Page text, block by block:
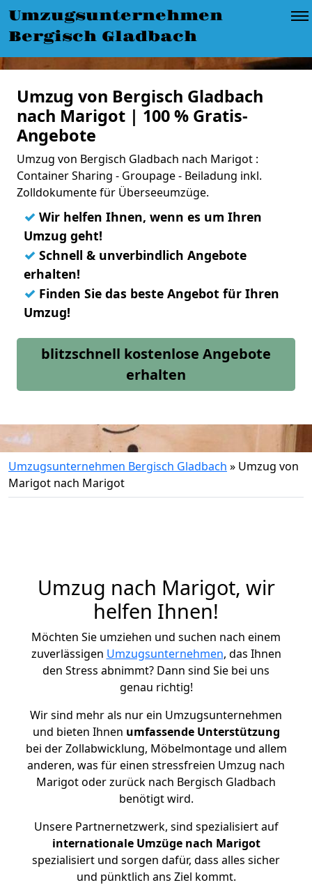
Umzugsunternehmen
Bergisch Gladbach
Umzug von Bergisch Gladbach
nach Marigot | 100 % Gratis-
Angebote
Umzug von Bergisch Gladbach nach Marigot :
Container Sharing - Groupage - Beiladung inkl.
Zolldokumente für Überseeumzüge.
✓ Wir helfen Ihnen, wenn es um Ihren
Umzug geht!
✓ Schnell & unverbindlich Angebote
erhalten!
✓ Finden Sie das beste Angebot für Ihren
Umzug!
blitzschnell kostenlose Angebote
erhalten
Umzugsunternehmen Bergisch Gladbach » Umzug von
Marigot nach Marigot
Umzug nach Marigot, wir
helfen Ihnen!
Möchten Sie umziehen und suchen nach einem
zuverlässigen Umzugsunternehmen, das Ihnen
den Stress abnimmt? Dann sind Sie bei uns
genau richtig!
Wir sind mehr als nur ein Umzugsunternehmen
und bieten Ihnen umfassende Unterstützung
bei der Zollabwicklung, Möbelmontage und allem
anderen, was für einen stressfreien Umzug nach
Marigot oder zurück nach Bergisch Gladbach
benötigt wird.
Unsere Partnernetzwerk, sind spezialisiert auf
internationale Umzüge nach Marigot
spezialisiert und sorgen dafür, dass alles sicher
und pünktlich ans Ziel kommt.